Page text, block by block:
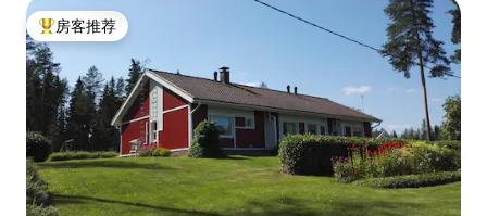
热门「房客推荐」
房客推荐